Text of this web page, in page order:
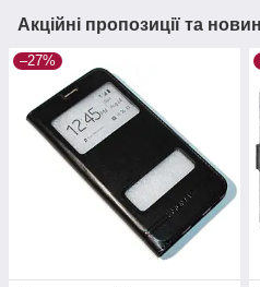
Акційні пропозиції та
–27%